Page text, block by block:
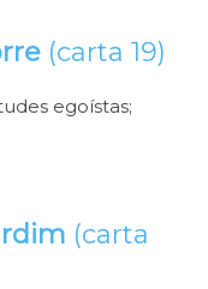
(carta 19)
egoístas;
(carta